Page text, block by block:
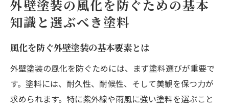
風化を防ぐための最新技術とその応用
建物の寿命を延ばす外壁塗装の秘密
建物の寿命を決定する外壁塗装の役割
耐候性を高める外壁塗装の選び方
外壁塗装の長寿命化を実現する施工方法
寿命を延ばすための定期的なメンテナンス
外壁塗装の風化を防ぐための基本
知識と選ぶべき塗料
風化を防ぐ外壁塗装の基本要素とは
外壁塗装の風化を防ぐためには、まず塗料選びが重要で
す。塗料には、耐久性、耐候性、そして美観を保つ力が
求められます。特に紫外線や雨風に強い塗料を選ぶこと